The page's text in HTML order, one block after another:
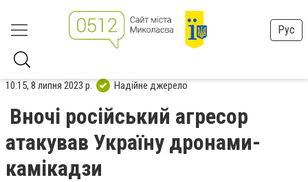
Рус
10:15, 8 липня 2023 р. Надійне джерело
Вночі російський агресор
атакував Україну дронами-
камікадзи